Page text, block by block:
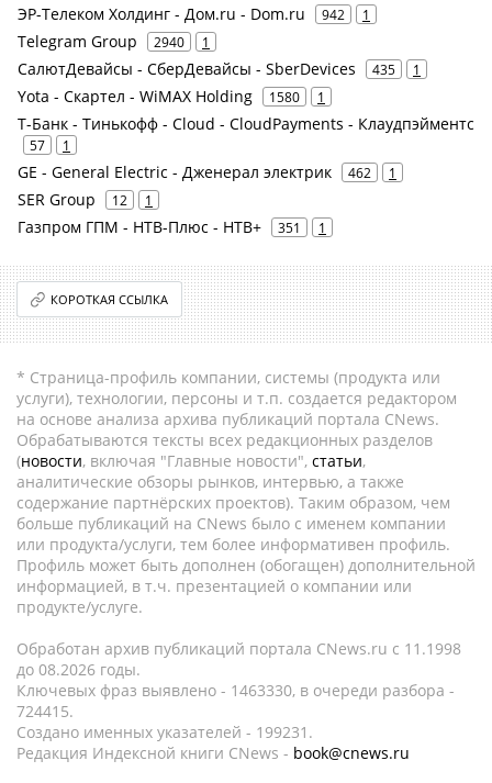
ЭР-Телеком Холдинг - Дом.ru - Dom.ru 942 1
Telegram Group 2940 1
СалютДевайсы - СберДевайсы - SberDevices 435 1
Yota - Скартел - WiMAX Holding 1580 1
Т-Банк - Тинькофф - Cloud - CloudPayments - Клаудпэйментс
57 1
GE - General Electric - Дженерал электрик 462 1
SER Group 12 1
Газпром ГПМ - НТВ-Плюс - НТВ+ 351 1
КОРОТКАЯ ССЫЛКА
* Страница-профиль компании, системы (продукта или
услуги), технологии, персоны и т.п. создается редактором
на основе анализа архива публикаций портала CNews.
Обрабатываются тексты всех редакционных разделов
(новости, включая "Главные новости", статьи,
аналитические обзоры рынков, интервью, а также
содержание партнёрских проектов). Таким образом, чем
больше публикаций на CNews было с именем компании
или продукта/услуги, тем более информативен профиль.
Профиль может быть дополнен (обогащен) дополнительной
информацией, в т.ч. презентацией о компании или
продукте/услуге.
Обработан архив публикаций портала CNews.ru c 11.1998
до 08.2026 годы.
Ключевых фраз выявлено - 1463330, в очереди разбора -
724415.
Создано именных указателей - 199231.
Редакция Индексной книги CNews - book@cnews.ru